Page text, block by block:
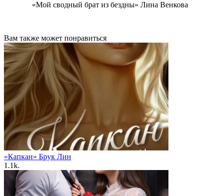
«Мой сводный брат из бездны» Лина Венкова
Вам также может понравиться
«Капкан» Брук Лин
1.1k.